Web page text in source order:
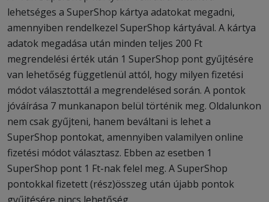
lehetséges a SuperShop kártya adatokat megadni,
amennyiben rendelkezel SuperShop kártyával. A kártya
adatok megadása után minden teljes 200 Ft
megrendelési érték után 1 SuperShop pont gyűjtésére
van lehetőség függetlenül attól, hogy milyen fizetési
módot választottál a megrendelésed során. A pontok
jóváírása 7 munkanapon belül történik meg. Oldalunkon
nem csak gyűjteni, hanem beváltani is lehet a
SuperShop pontokat, amennyiben valamilyen online
fizetési módot választasz. Ebben az esetben 1
SuperShop pont 1 Ft-nak felel meg. A SuperShop
pontokkal fizetett (rész)összeg után újabb pontok